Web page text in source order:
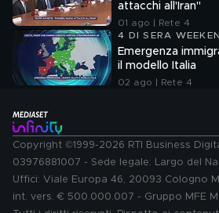
attacchi all'Iran"
01 ago | Rete 4
4 DI SERA
Emergenza
il modello Italia
02 ago | Rete 4
Copyright ©1999-2026 RTI Business
03976881007 - Sede legale: Largo del
Uffici: Viale Europa 46, 20093 Cologno
int. vers. € 500.000.007 - Gruppo MFE